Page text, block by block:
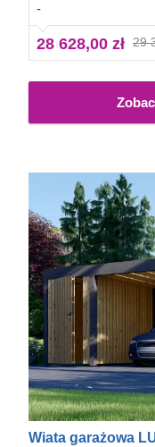
atmosferycznymi,
deszczem.
-
28 628,00 zł 29
Wiata garażowa